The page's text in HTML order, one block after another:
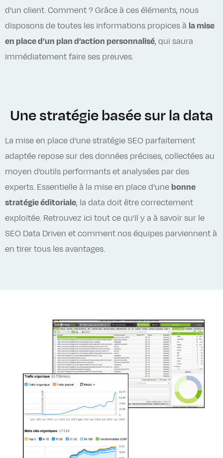
d’un client. Comment ? Grâce à ces éléments, nous
disposons de toutes les informations propices à la mise
en place d’un plan d’action personnalisé, qui saura
immédiatement faire ses preuves.
Une stratégie basée sur la data
La mise en place d’une stratégie SEO parfaitement
adaptée repose sur des données précises, collectées au
moyen d’outils performants et analysées par des
experts. Essentielle à la mise en place d’une bonne
stratégie éditoriale, la data doit être correctement
exploitée. Retrouvez ici tout ce qu’il y a à savoir sur le
SEO Data Driven et comment nos équipes parviennent à
en tirer tous les avantages.